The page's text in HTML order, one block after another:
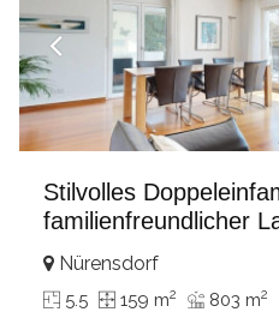
Stilvolles
familienfreundlicher
Nürensdorf
5.5 159 m2 803 m2